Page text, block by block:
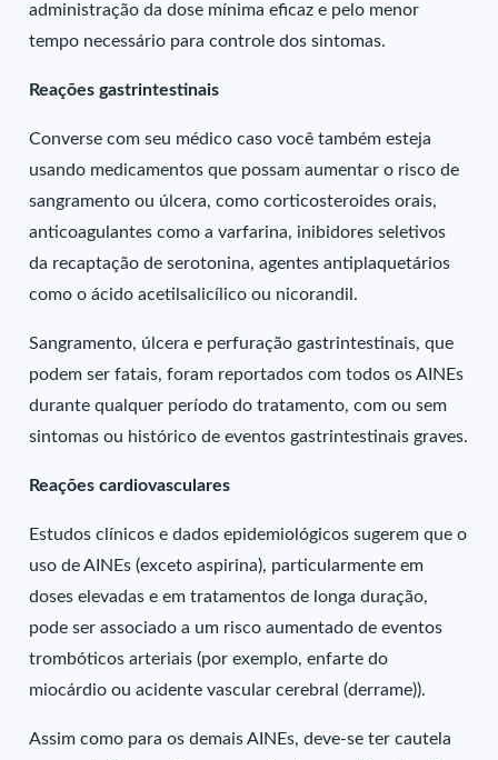
administração da dose mínima eficaz e pelo menor
tempo necessário para controle dos sintomas.
Reações gastrintestinais
Converse com seu médico caso você também esteja
usando medicamentos que possam aumentar o risco de
sangramento ou úlcera, como corticosteroides orais,
anticoagulantes como a varfarina, inibidores seletivos
da recaptação de serotonina, agentes antiplaquetários
como o ácido acetilsalicílico ou nicorandil.
Sangramento, úlcera e perfuração gastrintestinais, que
podem ser fatais, foram reportados com todos os AINEs
durante qualquer período do tratamento, com ou sem
sintomas ou histórico de eventos gastrintestinais graves.
Reações cardiovasculares
Estudos clínicos e dados epidemiológicos sugerem que o
uso de AINEs (exceto aspirina), particularmente em
doses elevadas e em tratamentos de longa duração,
pode ser associado a um risco aumentado de eventos
trombóticos arteriais (por exemplo, enfarte do
miocárdio ou acidente vascular cerebral (derrame)).
Assim como para os demais AINEs, deve-se ter cautela